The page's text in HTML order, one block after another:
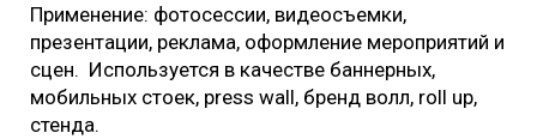
Применение: фотосессии, видеосъемки,
презентации, реклама, оформление мероприятий и
сцен. Используется в качестве баннерных,
мобильных стоек, press wall, бренд волл, roll up,
стенда.